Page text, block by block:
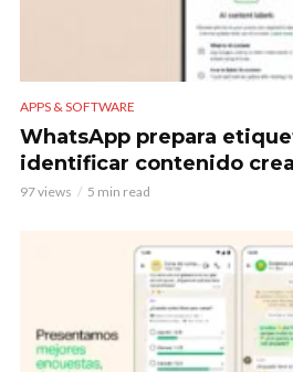
APPS & SOFTWARE
WhatsApp prepara
identificar contenido
97 views 5 min read